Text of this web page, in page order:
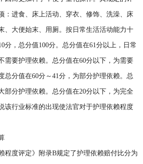
：进食、床上活动、穿衣、修饰、洗澡、床
、大便始末、用厕。按日常生活活动能力十
分，总分值100分。总分值在61分以上，日常
需要护理依赖。总分值在60分以下，为需要
总分值在60分～41分，为部分护理依赖。总
部分护理依赖。总分值在20分以下，为完全
该行业标准的出现使法官对于护理依赖程度
度评定》附录B规定了护理依赖赔付比分为